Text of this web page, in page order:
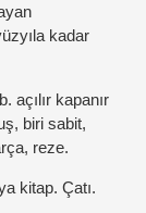
kadar
açılır kapanır
biri sabit,
reze.
kitap. Çatı.